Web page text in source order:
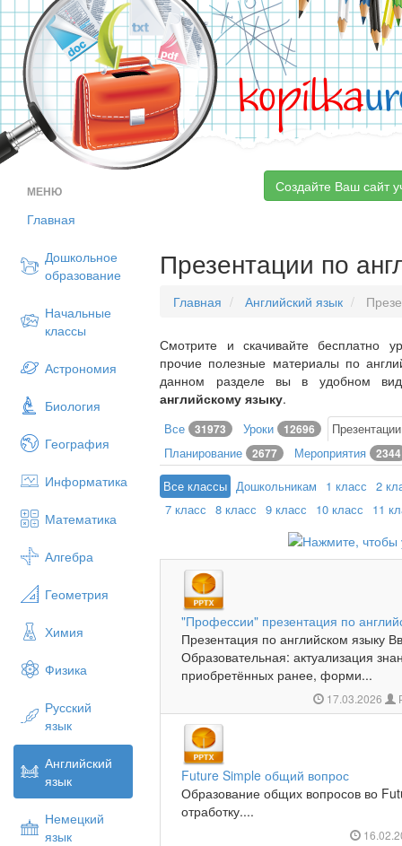
kopilka
МЕНЮ
Главная
Дошкольное
образование
Начальные
классы
Астрономия
Биология
География
Информатика
Математика
Алгебра
Геометрия
Химия
Физика
Русский
язык
Английский
язык
Немецкий
язык
Создайте Ваш сайт
Презентации по
Главная Английский язык
Смотрите и скачивайте бесплатно
прочие полезные материалы по
данном разделе вы в удобном
английскому языку.
Все 31973 Уроки 12696
Планирование 2677 Мероприятия 2344
Все классы Дошкольникам 1 класс 2
7 класс 8 класс 9 класс 10 класс 11
"Профессии" презентация по
Презентация по английском языку
Образовательная: актуализация
приобретённых ранее, форми...
17.03.2026
Future Simple общий вопрос
Образование общих вопросов во
отработку....